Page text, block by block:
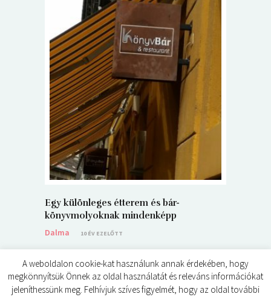
Egy különleges étterem és bár-
könyvmolyoknak mindenképp
Dalma
10 ÉV EZELŐTT
A weboldalon cookie-kat használunk annak érdekében, hogy
megkönnyítsük Önnek az oldal használatát és releváns információkat
jeleníthessünk meg. Felhívjuk szíves figyelmét, hogy az oldal további